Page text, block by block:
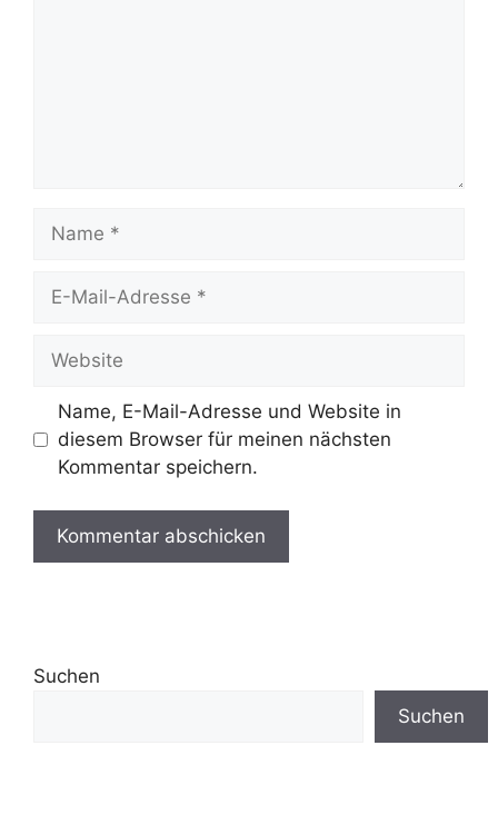
Name
Website
Name, E-Mail-Adresse und Website in
diesem Browser für meinen nächsten
Kommentar speichern.
Suchen
Suchen